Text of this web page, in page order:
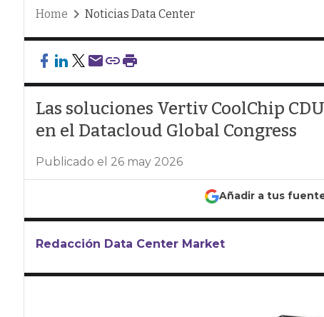
Home Noticias Data Center
Las soluciones Vertiv CoolChip
en el Datacloud Global Congress
Publicado el 26 may 2026
Añadir a tus
Redacción Data Center Market